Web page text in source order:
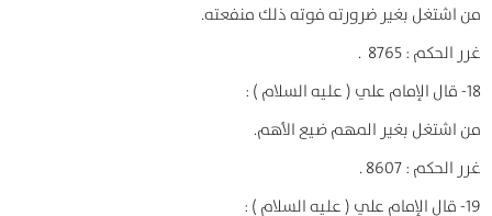
من اشتغل بغير ضرورته فوته ذلك منفعته.
غرر الحكم : 8765 .
18- قال الإمام علي ( عليه السلام ) :
من اشتغل بغير المهم ضيع الأهم.
غرر الحكم : 8607 .
19- قال الإمام علي ( عليه السلام ) :